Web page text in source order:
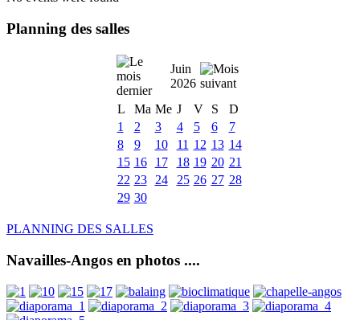
Planning des salles
Juin
2026
L
Ma Me J V S
D
1
2 3 4 5 6
7
8
9 10 11 12 13 14
15 16 17 18 19 20 21
22 23 24 25 26 27 28
29 30
PLANNING DES SALLES
Navailles-Angos en photos ....